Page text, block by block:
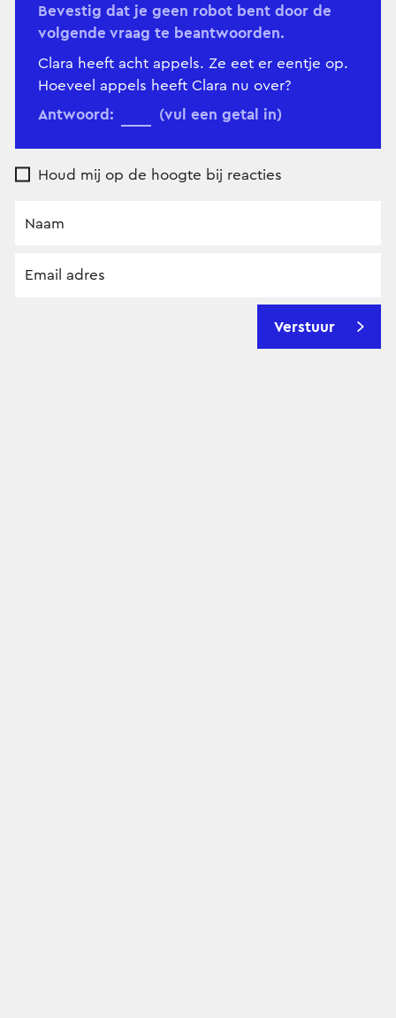
Bevestig dat je geen robot bent door de
volgende vraag te beantwoorden.
Clara heeft acht appels. Ze eet er eentje op.
Hoeveel appels heeft Clara nu over?
Antwoord: (vul een getal in)
Houd mij op de hoogte bij reacties
Verstuur